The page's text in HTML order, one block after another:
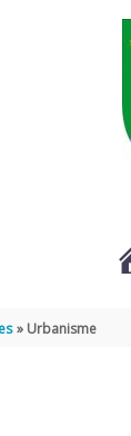
Urbanisme